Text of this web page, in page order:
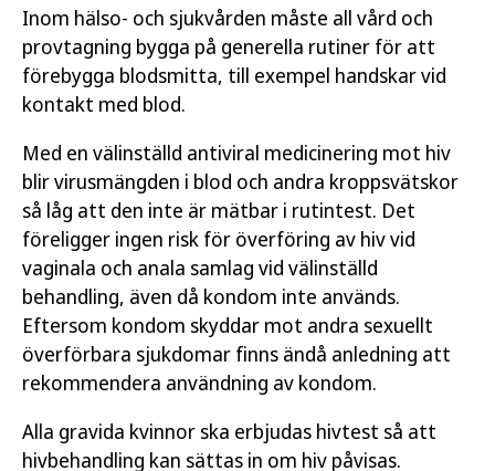
Inom hälso- och sjukvården måste all vård och
provtagning bygga på generella rutiner för att
förebygga blodsmitta, till exempel handskar vid
kontakt med blod.
Med en välinställd antiviral medicinering mot hiv
blir virusmängden i blod och andra kroppsvätskor
så låg att den inte är mätbar i rutintest. Det
föreligger ingen risk för överföring av hiv vid
vaginala och anala samlag vid välinställd
behandling, även då kondom inte används.
Eftersom kondom skyddar mot andra sexuellt
överförbara sjukdomar finns ändå anledning att
rekommendera användning av kondom.
Alla gravida kvinnor ska erbjudas hivtest så att
hivbehandling kan sättas in om hiv påvisas.